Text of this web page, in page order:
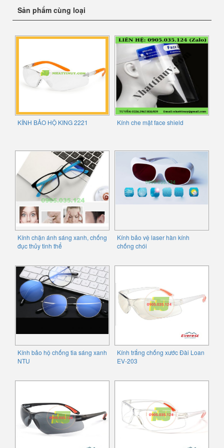
Sản phẩm cùng loại
KÍNH BẢO HỘ KING 2221 Kính che mặt face shield
Kính chặn ánh sáng xanh, chống
đục thủy tinh thể
Kính bảo vệ laser hàn kính
chống chói
Kính bảo hộ chống tia sáng xanh
NTU
Kính trắng chống xước Đài Loan
EV-203